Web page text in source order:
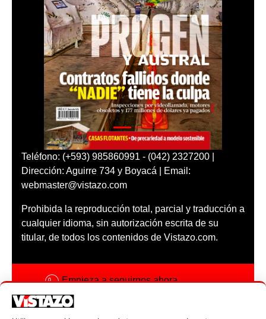
Teléfono: (+593) 985860991 - (042) 2327200 |
Dirección: Aguirre 734 y Boyacá | Email:
webmaster@vistazo.com
Prohibida la reproducción total, parcial y traducción a
cualquier idioma, sin autorización escrita de su
titular, de todos los contenidos de Vistazo.com.
Empieza a seguirnos ahora